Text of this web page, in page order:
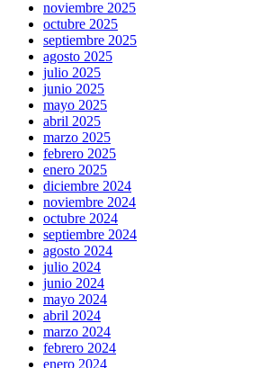
noviembre 2025
octubre 2025
septiembre 2025
agosto 2025
julio 2025
junio 2025
mayo 2025
abril 2025
marzo 2025
febrero 2025
enero 2025
diciembre 2024
noviembre 2024
octubre 2024
septiembre 2024
agosto 2024
julio 2024
junio 2024
mayo 2024
abril 2024
marzo 2024
febrero 2024
enero 2024